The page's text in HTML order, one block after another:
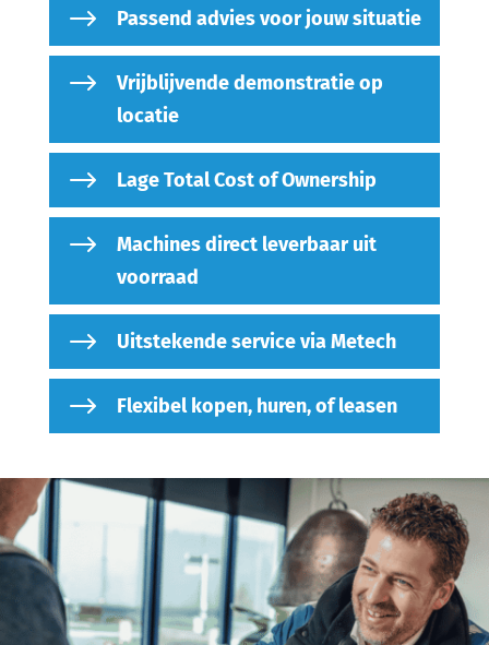
$ Passend advies voor jouw situatie
$
Vrijblijvende demonstratie op
locatie
$ Lage Total Cost of Ownership
$
Machines direct leverbaar uit
voorraad
$ Uitstekende service via Metech
$ Flexibel kopen, huren, of leasen